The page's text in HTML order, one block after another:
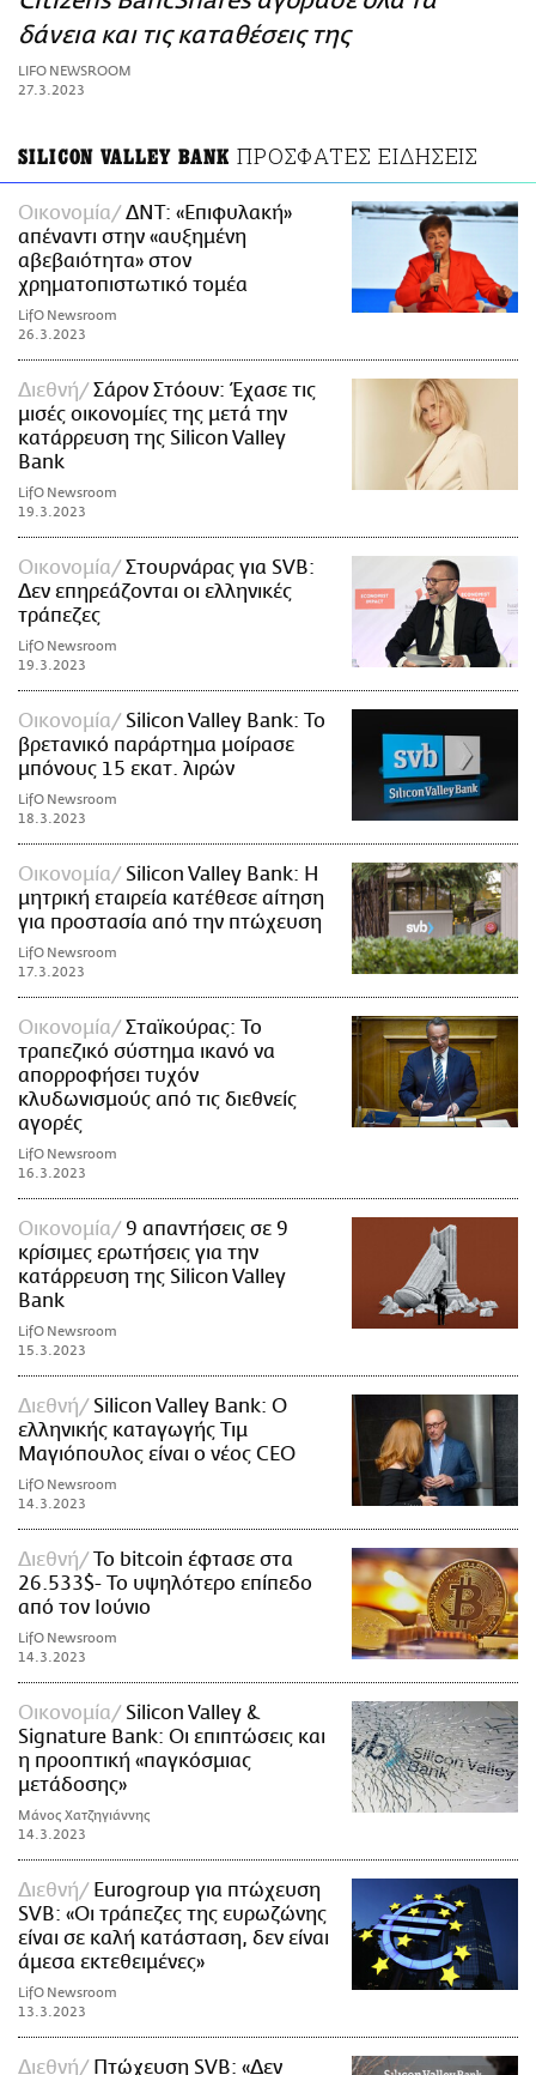
ΑΜΠΑ
PRINT
δάνεια και τις καταθέσεις της
LIFO NEWSROOM
27.3.2023
SILICON VALLEY BANK ΠΡΟΣΦΑΤΕΣ ΕΙΔΗΣΕΙΣ
Οικονομία
ΔΝΤ: «Επιφυλακή»
απέναντι στην «αυξημένη
αβεβαιότητα» στον
χρηματοπιστωτικό τομέα
LifO Newsroom
26.3.2023
Διεθνή
Σάρον Στόουν: Έχασε τις
μισές οικονομίες της μετά την
κατάρρευση της Silicon Valley
Bank
LifO Newsroom
19.3.2023
Οικονομία
Στουρνάρας για SVB:
Δεν επηρεάζονται οι ελληνικές
τράπεζες
LifO Newsroom
19.3.2023
Οικονομία
Silicon Valley Bank: Το
βρετανικό παράρτημα μοίρασε
μπόνους 15 εκατ. λιρών
LifO Newsroom
18.3.2023
Οικονομία
Silicon Valley Bank: Η
μητρική εταιρεία κατέθεσε αίτηση
για προστασία από την πτώχευση
LifO Newsroom
17.3.2023
Οικονομία
Σταϊκούρας: Το
τραπεζικό σύστημα ικανό να
απορροφήσει τυχόν
κλυδωνισμούς από τις διεθνείς
αγορές
LifO Newsroom
16.3.2023
Οικονομία
9 απαντήσεις σε 9
κρίσιμες ερωτήσεις για την
κατάρρευση της Silicon Valley
Bank
LifO Newsroom
15.3.2023
Διεθνή
Silicon Valley Bank: Ο
ελληνικής καταγωγής Τιμ
Μαγιόπουλος είναι ο νέος CEO
LifO Newsroom
14.3.2023
Διεθνή
Το bitcoin έφτασε στα
26.533$- Το υψηλότερο επίπεδο
από τον Ιούνιο
LifO Newsroom
14.3.2023
Οικονομία
Silicon Valley &
Signature Bank: Οι επιπτώσεις και
η προοπτική «παγκόσμιας
μετάδοσης»
Μάνος Χατζηγιάννης
14.3.2023
Διεθνή
Eurogroup για πτώχευση
SVB: «Οι τράπεζες της ευρωζώνης
είναι σε καλή κατάσταση, δεν είναι
άμεσα εκτεθειμένες»
LifO Newsroom
13.3.2023
Διεθνή
Πτώχευση SVB: «Δεν